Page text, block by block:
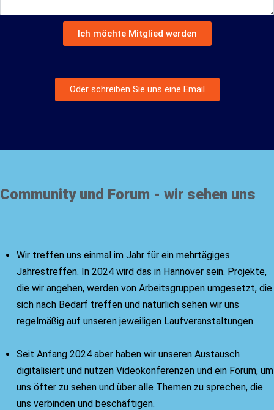
Ich möchte Mitglied werden
Oder schreiben Sie uns eine Email
Community und Forum - wir sehen uns
Wir treffen uns einmal im Jahr für ein mehrtägiges
Jahrestreffen. In 2024 wird das in Hannover sein. Projekte,
die wir angehen, werden von Arbeitsgruppen umgesetzt, die
sich nach Bedarf treffen und natürlich sehen wir uns
regelmäßig auf unseren jeweiligen Laufveranstaltungen.
Seit Anfang 2024 aber haben wir unseren Austausch
digitalisiert und nutzen Videokonferenzen und ein Forum, um
uns öfter zu sehen und über alle Themen zu sprechen, die
uns verbinden und beschäftigen.